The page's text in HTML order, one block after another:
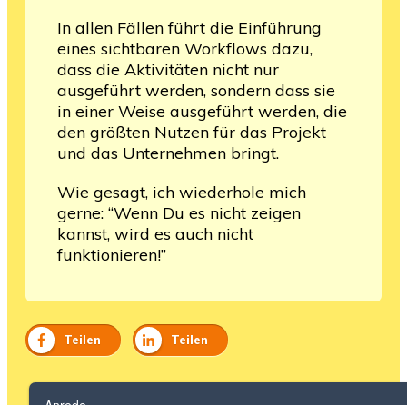
In allen Fällen führt die Einführung
eines sichtbaren Workflows dazu,
dass die Aktivitäten nicht nur
ausgeführt werden, sondern dass sie
in einer Weise ausgeführt werden, die
den größten Nutzen für das Projekt
und das Unternehmen bringt.
Wie gesagt, ich wiederhole mich
gerne: “Wenn Du es nicht zeigen
kannst, wird es auch nicht
funktionieren!”
Teilen Teilen